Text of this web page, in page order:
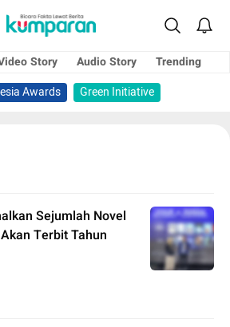
Story Audio Story
Trending
Awards
Green Initiative
Sejumlah Novel
Terbit Tahun